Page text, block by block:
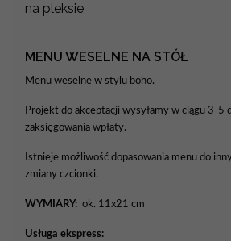
na pleksie
MENU WESELNE NA STÓŁ
Menu weselne w stylu boho.
Projekt do akceptacji wysyłamy w ciągu 3-5
zaksięgowania wpłaty.
Istnieje możliwość dopasowania menu do
zmiany czcionki.
WYMIARY: ok. 11x21 cm
Usługa ekspress: